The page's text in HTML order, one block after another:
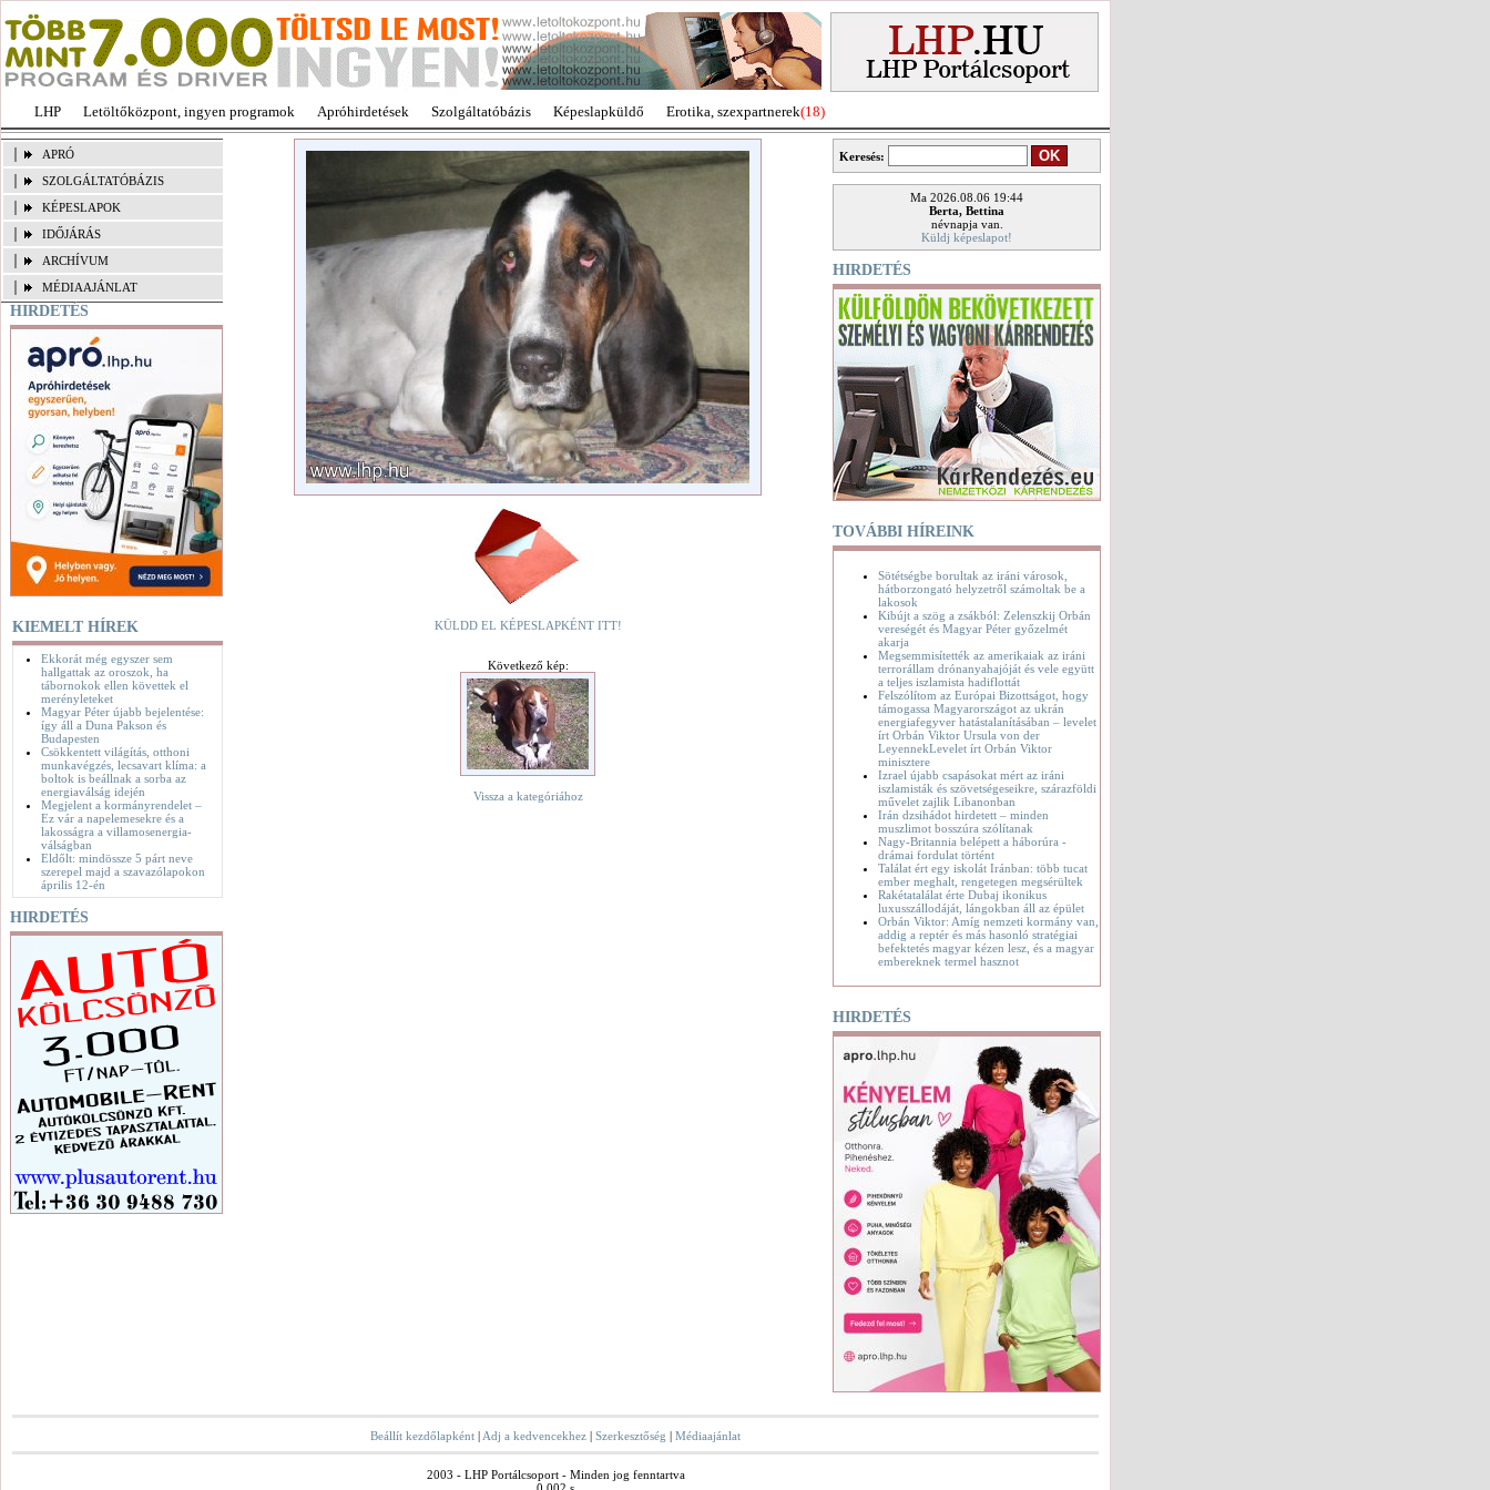
LHP Letöltőközpont, ingyen programok Apróhirdetések Szolgáltatóbázis Képeslapküldő Erotika, szexpartnerek(18)
APRÓ
SZOLGÁLTATÓBÁZIS
KÉPESLAPOK
IDŐJÁRÁS
ARCHÍVUM
MÉDIAAJÁNLAT
HIRDETÉS
KIEMELT HÍREK
Ekkorát még egyszer sem
hallgattak az oroszok, ha
tábornokok ellen követtek el
merényleteket
Magyar Péter újabb bejelentése:
így áll a Duna Pakson és
Budapesten
Csökkentett világítás, otthoni
munkavégzés, lecsavart klíma: a
boltok is beállnak a sorba az
energiaválság idején
Megjelent a kormányrendelet –
Ez vár a napelemesekre és a
lakosságra a villamosenergia-
válságban
Eldőlt: mindössze 5 párt neve
szerepel majd a szavazólapokon
április 12-én
HIRDETÉS
KÜLDD EL KÉPESLAPKÉNT ITT!
Következő kép:
Vissza a kategóriához
Keresés:
Ma 2026.08.06 19:44
Berta, Bettina
névnapja van.
Küldj képeslapot!
HIRDETÉS
TOVÁBBI HÍREINK
Sötétségbe borultak az iráni városok,
hátborzongató helyzetről számoltak be a
lakosok
Kibújt a szög a zsákból: Zelenszkij Orbán
vereségét és Magyar Péter győzelmét
akarja
Megsemmisítették az amerikaiak az iráni
terrorállam drónanyahajóját és vele együtt
a teljes iszlamista hadiflottát
Felszólítom az Európai Bizottságot, hogy
támogassa Magyarországot az ukrán
energiafegyver hatástalanításában – levelet
írt Orbán Viktor Ursula von der
LeyennekLevelet írt Orbán Viktor
minisztere
Izrael újabb csapásokat mért az iráni
iszlamisták és szövetségeseikre, szárazföldi
művelet zajlik Libanonban
Irán dzsihádot hirdetett – minden
muszlimot bosszúra szólítanak
Nagy-Britannia belépett a háborúra -
drámai fordulat történt
Találat ért egy iskolát Iránban: több tucat
ember meghalt, rengetegen megsérültek
Rakétatalálat érte Dubaj ikonikus
luxusszállodáját, lángokban áll az épület
Orbán Viktor: Amíg nemzeti kormány van,
addig a reptér és más hasonló stratégiai
befektetés magyar kézen lesz, és a magyar
embereknek termel hasznot
HIRDETÉS
Beállít kezdőlapként | Adj a kedvencekhez | Szerkesztőség | Médiaajánlat
2003 - LHP Portálcsoport - Minden jog fenntartva